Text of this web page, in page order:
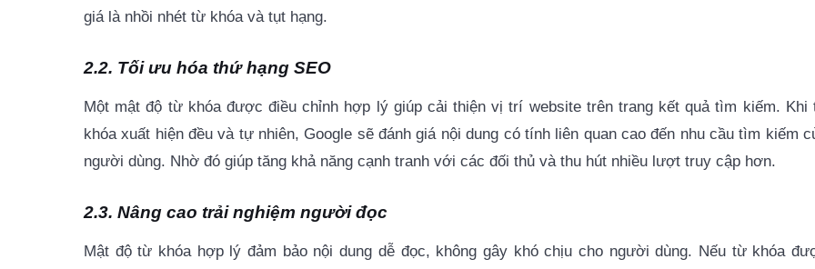
giá là nhồi nhét từ khóa và tụt hạng.
2.2. Tối ưu hóa thứ hạng SEO
Một mật độ từ khóa được điều chỉnh hợp lý giúp cải thiện vị trí website trên trang kết quả tìm kiếm. Khi
khóa xuất hiện đều và tự nhiên, Google sẽ đánh giá nội dung có tính liên quan cao đến nhu cầu tìm kiếm
người dùng. Nhờ đó giúp tăng khả năng cạnh tranh với các đối thủ và thu hút nhiều lượt truy cập hơn.
2.3. Nâng cao trải nghiệm người đọc
Mật độ từ khóa hợp lý đảm bảo nội dung dễ đọc, không gây khó chịu cho người dùng. Nếu từ khóa